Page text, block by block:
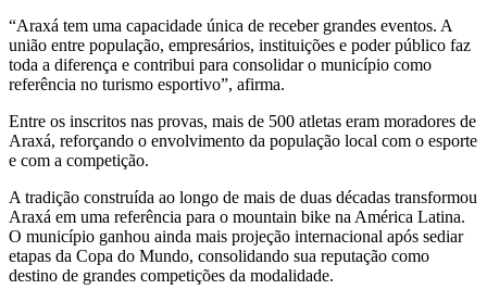
“Araxá tem uma capacidade única de receber grandes eventos. A
união entre população, empresários, instituições e poder público faz
toda a diferença e contribui para consolidar o município como
referência no turismo esportivo”, afirma.
Entre os inscritos nas provas, mais de 500 atletas eram moradores de
Araxá, reforçando o envolvimento da população local com o esporte
e com a competição.
A tradição construída ao longo de mais de duas décadas transformou
Araxá em uma referência para o mountain bike na América Latina.
O município ganhou ainda mais projeção internacional após sediar
etapas da Copa do Mundo, consolidando sua reputação como
destino de grandes competições da modalidade.